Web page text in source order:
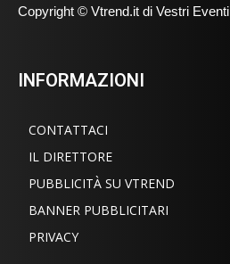
Copyright © Vtrend.it di Vestri Eventi
INFORMAZIONI
CONTATTACI
IL DIRETTORE
PUBBLICITÀ SU VTREND
BANNER PUBBLICITARI
PRIVACY